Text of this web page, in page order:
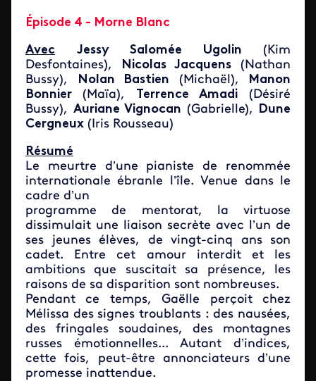
Épisode 4 - Morne Blanc
Avec Jessy Salomée Ugolin (Kim
Desfontaines),
Nicolas Jacquens (Nathan
Bussy),
Nolan Bastien (Michaël),
Manon
Bonnier (Maïa), Terrence Amadi (Désiré
Bussy), Auriane Vignocan (Gabrielle),
Dune
Cergneux (Iris Rousseau)
Résumé
Le meurtre d’une pianiste de renommée
internationale ébranle l’île. Venue dans le
cadre d’un
programme de mentorat, la virtuose
dissimulait une liaison secrète avec l’un de
ses jeunes élèves, de vingt-cinq ans son
cadet. Entre cet amour interdit et les
ambitions que suscitait sa présence, les
raisons de sa disparition sont nombreuses.
Pendant ce temps, Gaëlle perçoit chez
Mélissa des signes troublants : des nausées,
des fringales soudaines, des montagnes
russes émotionnelles... Autant d’indices,
cette fois, peut-être annonciateurs d’une
promesse inattendue.